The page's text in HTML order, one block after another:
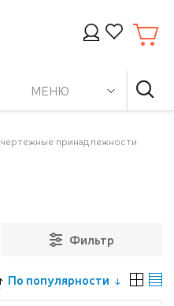
МЕНЮ
принадлежности
Фильтр
По популярности